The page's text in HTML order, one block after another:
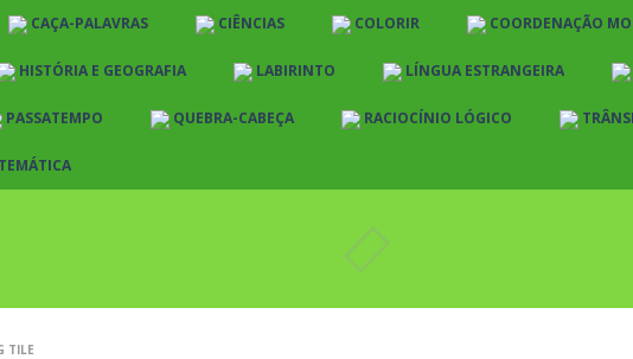
CAÇA-PALAVRAS CIÊNCIAS COLORIR COORDENAÇÃO
HISTÓRIA E GEOGRAFIA LABIRINTO LÍNGUA ESTRANGEIRA
PASSATEMPO QUEBRA-CABEÇA RACIOCÍNIO LÓGICO
TILE